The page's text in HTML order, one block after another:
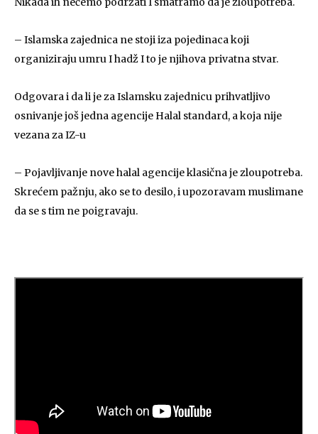
– Islamska zajednica ne stoji iza pojedinaca koji
organiziraju umru I hadž I to je njihova privatna stvar.
Odgovara i da li je za Islamsku zajednicu prihvatljivo
osnivanje još jedna agencije Halal standard, a koja nije
vezana za IZ-u
– Pojavljivanje nove halal agencije klasična je zloupotreba.
Skrećem pažnju, ako se to desilo, i upozoravam muslimane
da se s tim ne poigravaju.